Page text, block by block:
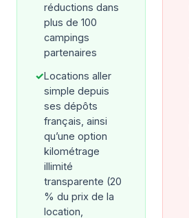
réductions dans
plus de 100
campings
partenaires
✓Locations aller
simple depuis
ses dépôts
français, ainsi
qu’une option
kilométrage
illimité
transparente (20
% du prix de la
location,